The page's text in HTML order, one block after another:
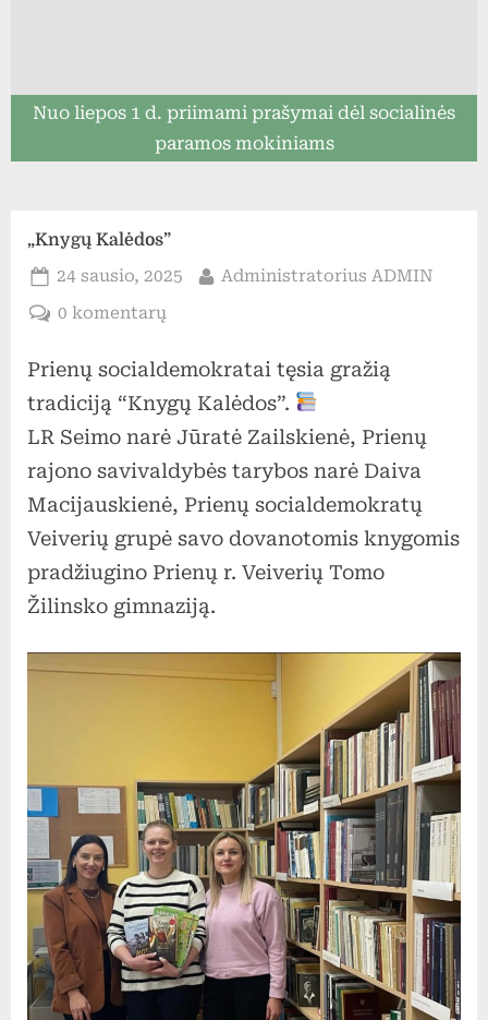
Nuo liepos 1 d. priimami prašymai dėl socialinės
paramos mokiniams
„Knygų Kalėdos”
Posted
on
24 sausio, 2025 By
Administratorius ADMIN
0 komentarųįraše
Kalėdos”
Prienų socialdemokratai tęsia gražią
tradiciją “Knygų Kalėdos”.
LR Seimo narė Jūratė Zailskienė, Prienų
rajono savivaldybės tarybos narė Daiva
Macijauskienė, Prienų socialdemokratų
Veiverių grupė savo dovanotomis knygomis
pradžiugino Prienų r. Veiverių Tomo
Žilinsko gimnaziją.